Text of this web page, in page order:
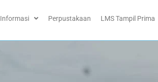
Informasi Perpustakaan LMS Tampil Prima